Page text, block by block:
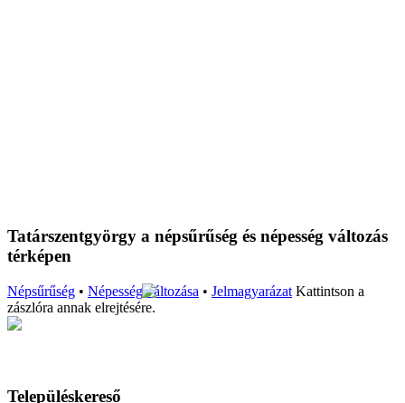
Tatárszentgyörgy a népsűrűség és népesség változás
térképen
Népsűrűség • Népesség változása • Jelmagyarázat Kattintson a
zászlóra annak elrejtésére.
Településkereső